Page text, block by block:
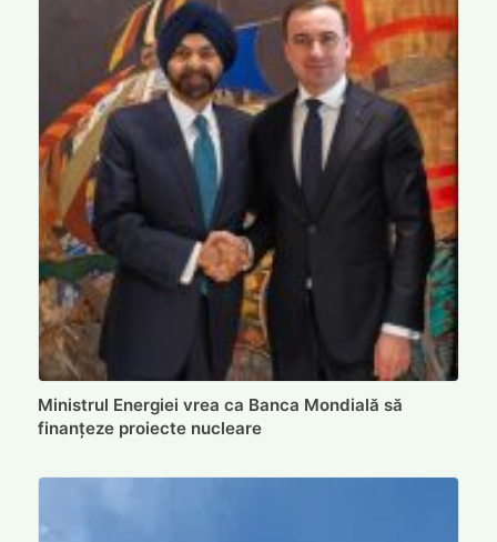
Ministrul Energiei vrea ca Banca Mondială să
finanțeze proiecte nucleare